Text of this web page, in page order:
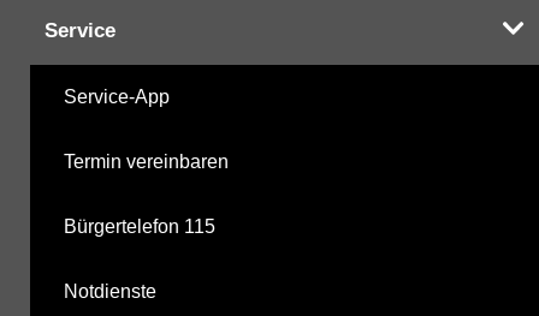
Service
Service-App
Termin vereinbaren
Bürgertelefon 115
Notdienste